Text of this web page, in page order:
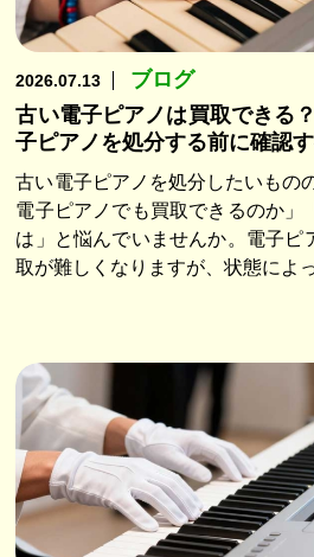
2026.07.13
ブログ
古い電子ピアノは買取できる
子ピアノを処分する前に確認
古い電子ピアノを処分したいもの
電子ピアノでも買取できるのか」
は」と悩んでいませんか。電子ピ
取が難しくなりますが、状態によ